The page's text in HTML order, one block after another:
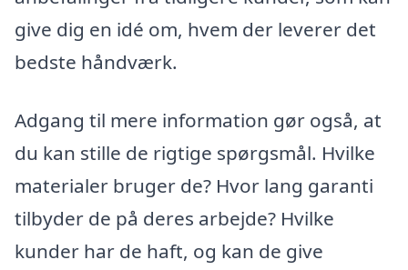
give dig en idé om, hvem der leverer det
bedste håndværk.
Adgang til mere information gør også, at
du kan stille de rigtige spørgsmål. Hvilke
materialer bruger de? Hvor lang garanti
tilbyder de på deres arbejde? Hvilke
kunder har de haft, og kan de give